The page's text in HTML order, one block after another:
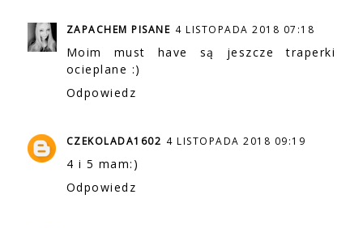
ZAPACHEM PISANE 4 LISTOPADA 2018 07:18
Moim must have są jeszcze traperki
ocieplane :)
Odpowiedz
CZEKOLADA1602 4 LISTOPADA 2018 09:19
4 i 5 mam:)
Odpowiedz